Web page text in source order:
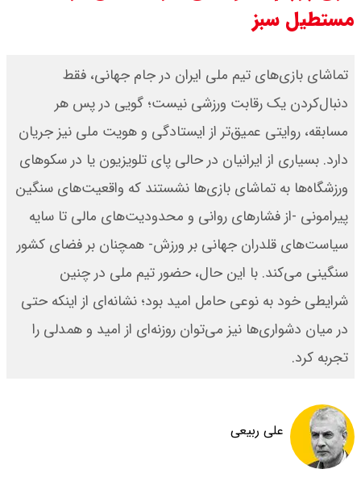
جمعه ۱۶ مرداد۱۴۰۵ / قیمت بیت
کوین چند؟ + جدول
قیمت طلای جهان امروز جمعه
۱۶مرداد۱۴۰۵ /هر اونس طلا چند ؟ +
جدول
مستطیل سبز
تماشای بازی‌های تیم ملی ایران در جام جهانی، فقط
دنبال‌کردن یک رقابت ورزشی نیست؛ گویی در پس هر
مسابقه، روایتی عمیق‌تر از ایستادگی و هویت ملی نیز جریان
دارد. بسیاری از ایرانیان در حالی پای تلویزیون یا در سکوهای
ورزشگاه‌ها به تماشای بازی‌ها نشستند که واقعیت‌های سنگین
پیرامونی -از فشارهای روانی و محدودیت‌های مالی تا سایه
سیاست‌های قلدران جهانی بر ورزش- همچنان بر فضای کشور
سنگینی می‌کند. با این حال، حضور تیم ملی در چنین
شرایطی خود به نوعی حامل امید بود؛ نشانه‌ای از اینکه حتی
در میان دشواری‌ها نیز می‌توان روزنه‌ای از امید و همدلی را
تجربه کرد.
علی ربیعی